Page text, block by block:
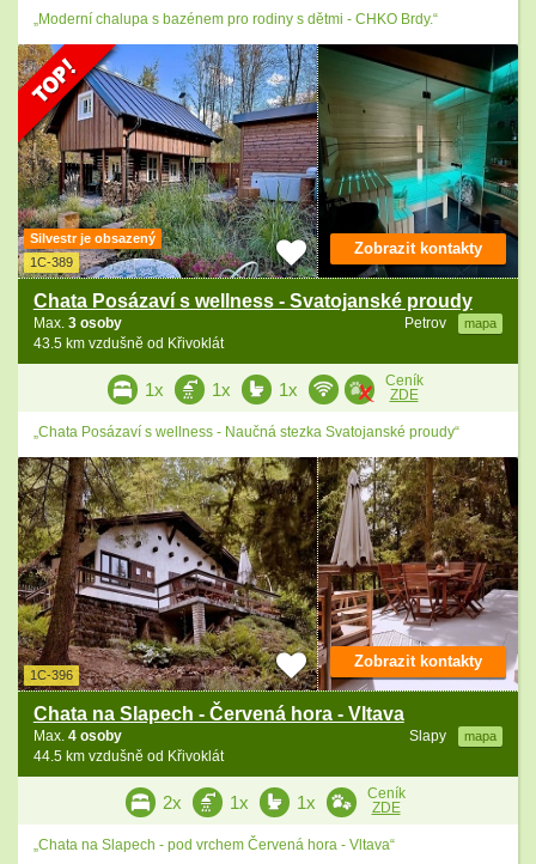
„Moderní chalupa s bazénem pro rodiny s dětmi - CHKO Brdy.“
Silvestr je obsazený
1C-389
Chata Posázaví s wellness - Svatojanské proudy
Petrov mapa
Max. 3 osoby
43.5 km vzdušně od Křivoklát
Zobrazit kontakty
1x 1x 1x
Ceník
ZDE
„Chata Posázaví s wellness - Naučná stezka Svatojanské proudy“
1C-396
Chata na Slapech - Červená hora - Vltava
Slapy mapa
Max. 4 osoby
44.5 km vzdušně od Křivoklát
Zobrazit kontakty
2x 1x 1x
Ceník
ZDE
„Chata na Slapech - pod vrchem Červená hora - Vltava“